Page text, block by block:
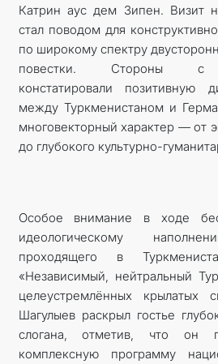
Катрин аус дем Зипен. Визит
стал поводом для
по широкому спектру
повестки. Стороны с
констатировали позитивную
между Туркменистаном и
многовекторный характер — от
до глубокого культурно-
Особое внимание в ходе
идеологическому
проходящего в
«Независимый, нейтральный
целеустремлённых крылатых
Шагулыев раскрыл гостье
слогана, отметив, что он
комплексную программу